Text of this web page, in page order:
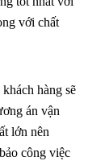
với chất
hàng sẽ
án vận
lớn nên
công việc